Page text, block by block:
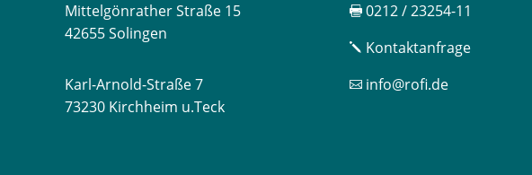
Mittelgönrather Straße 15
42655 Solingen
Karl-Arnold-Straße 7
73230 Kirchheim u.Teck
0212 / 23254-11
j Kontaktanfrage
info@rofi.de